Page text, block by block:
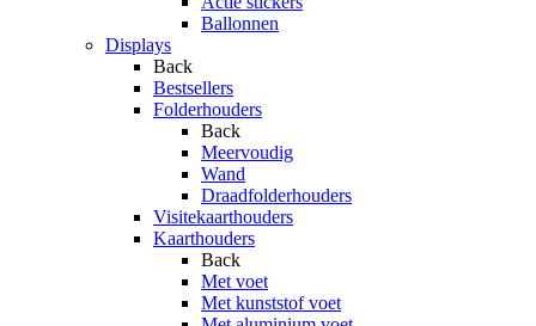
Ballonnen
Displays
Back
Bestsellers
Folderhouders
Back
Meervoudig
Wand
Draadfolderhouders
Visitekaarthouders
Kaarthouders
Back
Met voet
Met kunststof voet